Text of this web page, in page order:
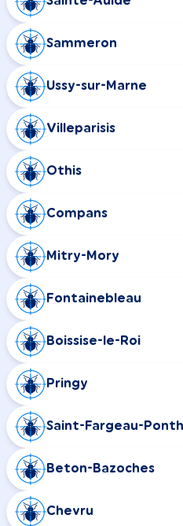
Sammeron
Ussy-sur-Marne
Villeparisis
Othis
Compans
Mitry-Mory
Fontainebleau
Boissise-le-Roi
Pringy
Saint-Fargeau-
Beton-Bazoches
Chevru